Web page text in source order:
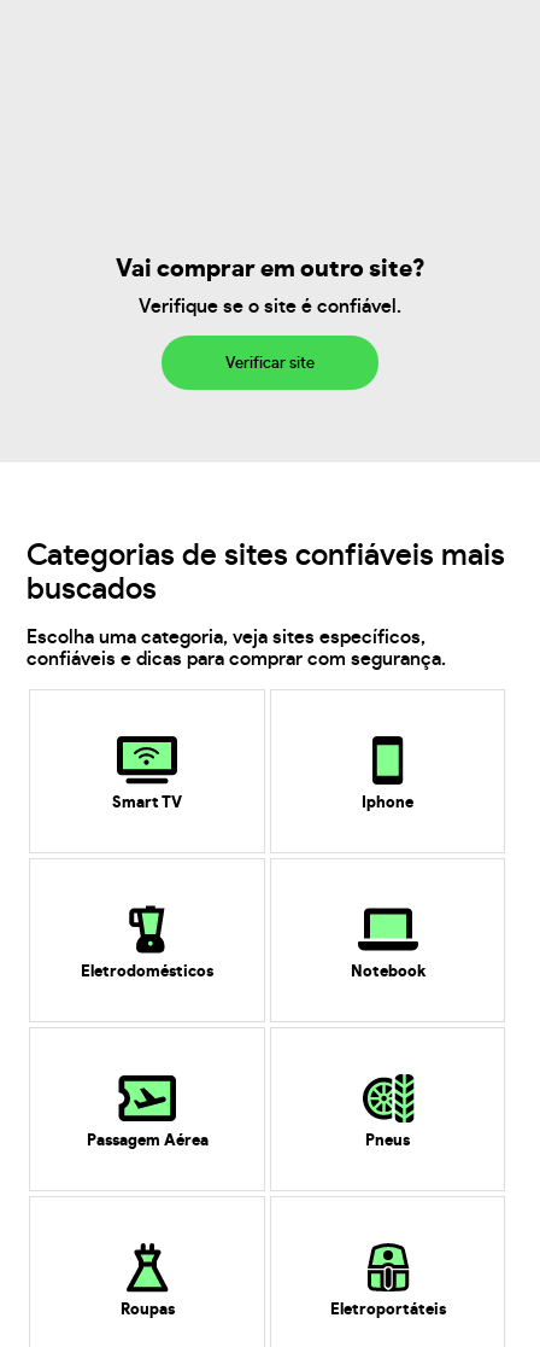
Vai comprar em outro site?
Verifique se o site é confiável.
Verificar site
Categorias de sites confiáveis mais
buscados
Escolha uma categoria, veja sites específicos,
confiáveis e dicas para comprar com segurança.
Smart TV Iphone
Eletrodomésticos Notebook
Passagem Aérea Pneus
Roupas Eletroportáteis